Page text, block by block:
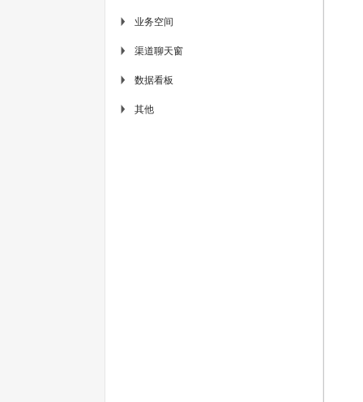
▶ 业务空间
▶ 渠道聊天窗
▶ 数据看板
▶ 其他